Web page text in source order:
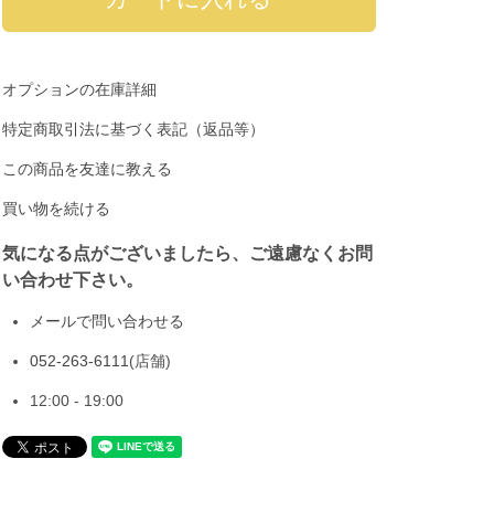
オプションの在庫詳細
特定商取引法に基づく表記（返品等）
この商品を友達に教える
買い物を続ける
気になる点がございましたら、ご遠慮なくお問
い合わせ下さい。
メールで問い合わせる
052-263-6111 (店舗)
12:00 - 19:00